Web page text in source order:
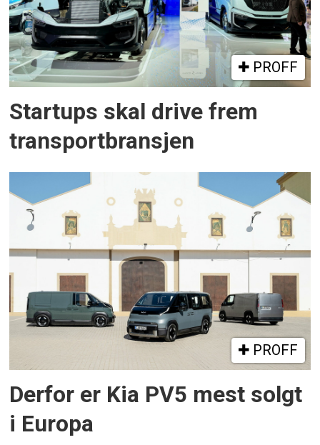
PROFF
Startups skal drive frem
transportbransjen
PROFF
Derfor er Kia PV5 mest solgt
i Europa